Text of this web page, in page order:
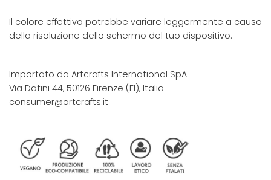
Il colore effettivo potrebbe variare leggermente a causa
della risoluzione dello schermo del tuo dispositivo.
Importato da Artcrafts International SpA
Via Datini 44, 50126 Firenze (FI), Italia
consumer@artcrafts.it